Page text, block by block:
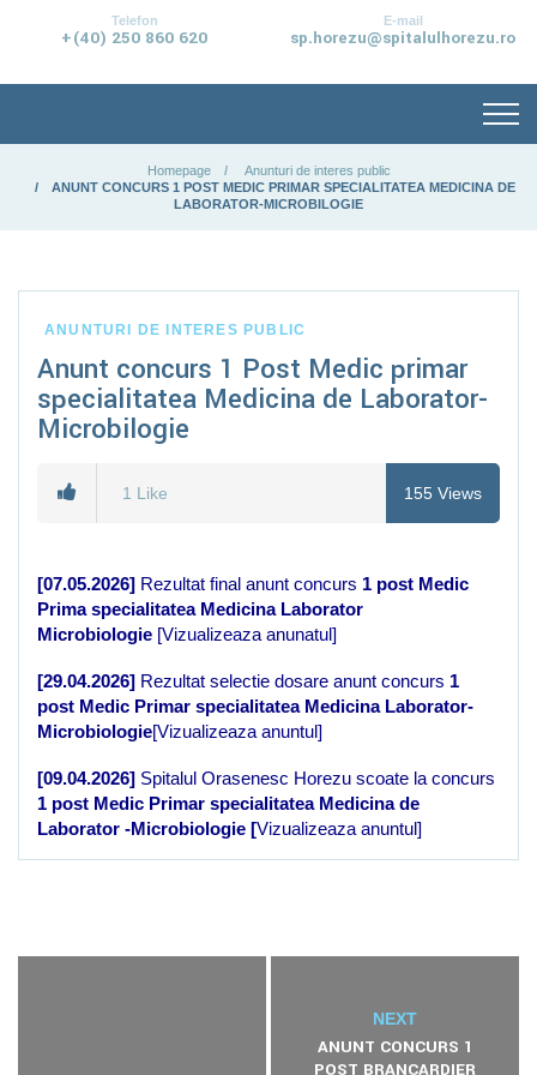
Telefon
+(40) 250 860 620
E-mail
sp.horezu@spitalulhorezu.ro
Homepage
Anunturi de interes public
ANUNT CONCURS 1 POST MEDIC PRIMAR SPECIALITATEA MEDICINA DE
LABORATOR-MICROBILOGIE
ANUNTURI DE INTERES PUBLIC
Anunt concurs 1 Post Medic primar
specialitatea Medicina de Laborator-
Microbilogie
1 Like 155 Views
[07.05.2026] Rezultat final anunt concurs 1 post Medic
Prima specialitatea Medicina Laborator
Microbiologie [Vizualizeaza anunatul]
[29.04.2026] Rezultat selectie dosare anunt concurs 1
post Medic Primar specialitatea Medicina Laborator-
Microbiologie[Vizualizeaza anuntul]
[09.04.2026] Spitalul Orasenesc Horezu scoate la concurs
1 post Medic Primar specialitatea Medicina de
Laborator -Microbiologie [Vizualizeaza anuntul]
NEXT
ANUNT CONCURS 1
POST BRANCARDIER